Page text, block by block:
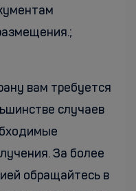
вам требуется
случаев
За более
обращайтесь в